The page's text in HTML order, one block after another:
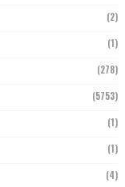
(2)
(1)
(278)
(5753)
(1)
(1)
(4)